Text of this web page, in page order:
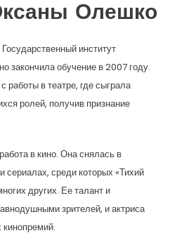
Олешко
институт
закончила обучение в 2007 году.
работы в театре, где сыграла
ролей, получив признание
в кино. Она снялась в
сериалах, среди которых «Тихий
других. Ее талант и
зрителей, и актриса